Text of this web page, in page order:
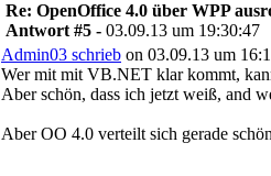
Re: OpenOffice 4.0 über WPP
Antwort #5 - 03.09.13 um 19:30:47
Admin03 schrieb on 03.09.13 um
Wer mit mit VB.NET klar kommt,
Aber schön, dass ich jetzt weiß, and
Aber OO 4.0 verteilt sich gerade